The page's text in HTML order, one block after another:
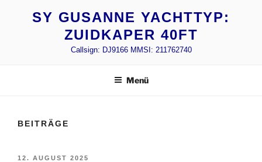
SY GUSANNE YACHTTYP:
ZUIDKAPER 40FT
Callsign: DJ9166 MMSI: 211762740
Menü
BEITRÄGE
VERÖFFENTLICHT
12. AUGUST 2025